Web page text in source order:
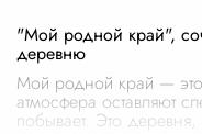
"Мой родной край",
деревню
Мой родной край —
атмосфера оставляют
побывает. Это